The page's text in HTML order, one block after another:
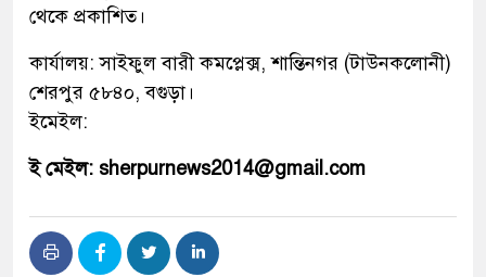
থেকে প্রকাশিত।
কার্যালয়: সাইফুল বারী কমপ্লেক্স, শান্তিনগর (টাউনকলোনী)
শেরপুর ৫৮৪০, বগুড়া।
ইমেইল:
ই মেইল: sherpurnews2014@gmail.com